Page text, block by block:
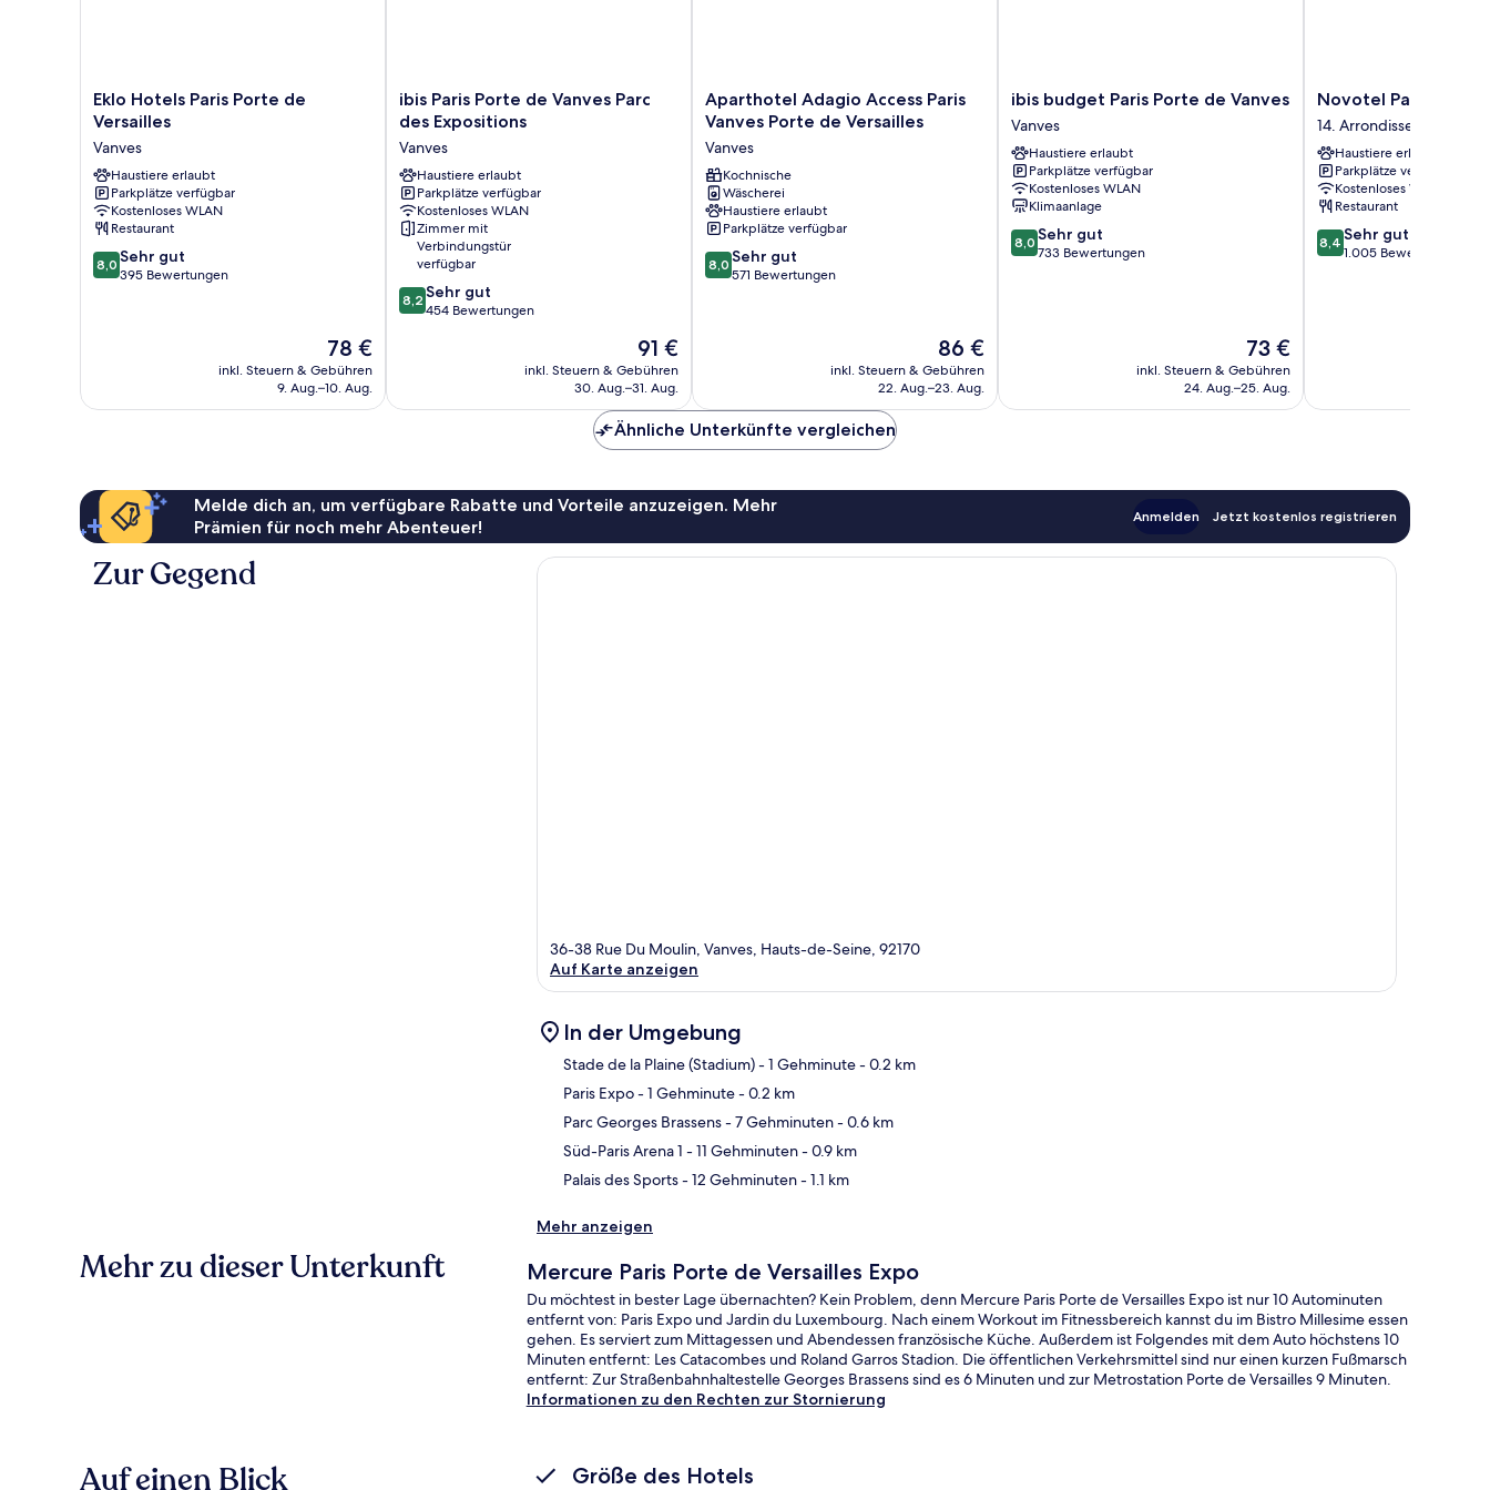
Eklo
Hotels
Porte
de
Versailles
Vanves
Eklo Hotels Paris Porte de
Versailles
Vanves
Haustiere erlaubt
Parkplätze verfügbar
Kostenloses WLAN
Restaurant
8.0
von
8,0 Sehr gut
395 Bewertungen
Der
Preis
beträgt
78 €
inkl. Steuern & Gebühren
9. Aug.–10. Aug.
ibis
Paris
de
Vanves
Parc
des
Expositions
Vanves
ibis Paris Porte de Vanves Parc
des Expositions
Vanves
Haustiere erlaubt
Parkplätze verfügbar
Kostenloses WLAN
Zimmer mit
Verbindungstür
verfügbar
8.2
von
Bewertungen
8,2 Sehr gut
454 Bewertungen
Der
Preis
beträgt
91 €
inkl. Steuern & Gebühren
30. Aug.–31. Aug.
Aparthotel
Adagio
Paris
Vanves
Porte
de
Versailles
Vanves
Aparthotel Adagio Access Paris
Vanves Porte de Versailles
Vanves
Kochnische
Wäscherei
Haustiere erlaubt
Parkplätze verfügbar
8.0
von
8,0 Sehr gut
571 Bewertungen
Der
Preis
beträgt
86 €
inkl. Steuern & Gebühren
22. Aug.–23. Aug.
ibis
budget
Paris
Porte
de
Vanves
Vanves
ibis budget Paris Porte de Vanves
Vanves
Haustiere erlaubt
Parkplätze verfügbar
Kostenloses WLAN
Klimaanlage
8.0
von
8,0 Sehr gut
733 Bewertungen
Der
Preis
beträgt
73 €
inkl. Steuern & Gebühren
24. Aug.–25. Aug.
Novotel
Paris
14
Porte
d'Orléans
14.
Arrondissement
Novotel Paris 14
14. Arrondissement
Haustiere erlaubt
Parkplätze verfügbar
Kostenloses WLAN
Restaurant
8.4
von
8,4 Sehr gut
1.005 Bewertungen
Ähnliche Unterkünfte vergleichen
Melde dich an, um verfügbare Rabatte und Vorteile anzuzeigen. Mehr
Prämien für noch mehr Abenteuer!
Anmelden Jetzt kostenlos registrieren
Zur Gegend
36-38 Rue Du Moulin, Vanves, Hauts-de-Seine, 92170
Auf Karte anzeigen
In der Umgebung
Stade de la Plaine (Stadium)- 1 Gehminute- 0.2 km
Paris Expo- 1 Gehminute- 0.2 km
Parc Georges Brassens- 7 Gehminuten- 0.6 km
Süd-Paris Arena 1 - 11 Gehminuten- 0.9 km
Palais des Sports- 12 Gehminuten- 1.1 km
Mehr anzeigen
Mehr zu dieser Unterkunft Mercure Paris Porte de Versailles Expo
Du möchtest in bester Lage übernachten? Kein Problem, denn Mercure Paris Porte de Versailles Expo ist nur 10 Autominuten
entfernt von: Paris Expo und Jardin du Luxembourg. Nach einem Workout im Fitnessbereich kannst du im Bistro Millesime essen
gehen. Es serviert zum Mittagessen und Abendessen französische Küche. Außerdem ist Folgendes mit dem Auto höchstens 10
Minuten entfernt: Les Catacombes und Roland Garros Stadion. Die öffentlichen Verkehrsmittel sind nur einen kurzen Fußmarsch
entfernt: Zur Straßenbahnhaltestelle Georges Brassens sind es 6 Minuten und zur Metrostation Porte de Versailles 9 Minuten.
Informationen zu den Rechten zur Stornierung
Auf einen Blick Größe des Hotels